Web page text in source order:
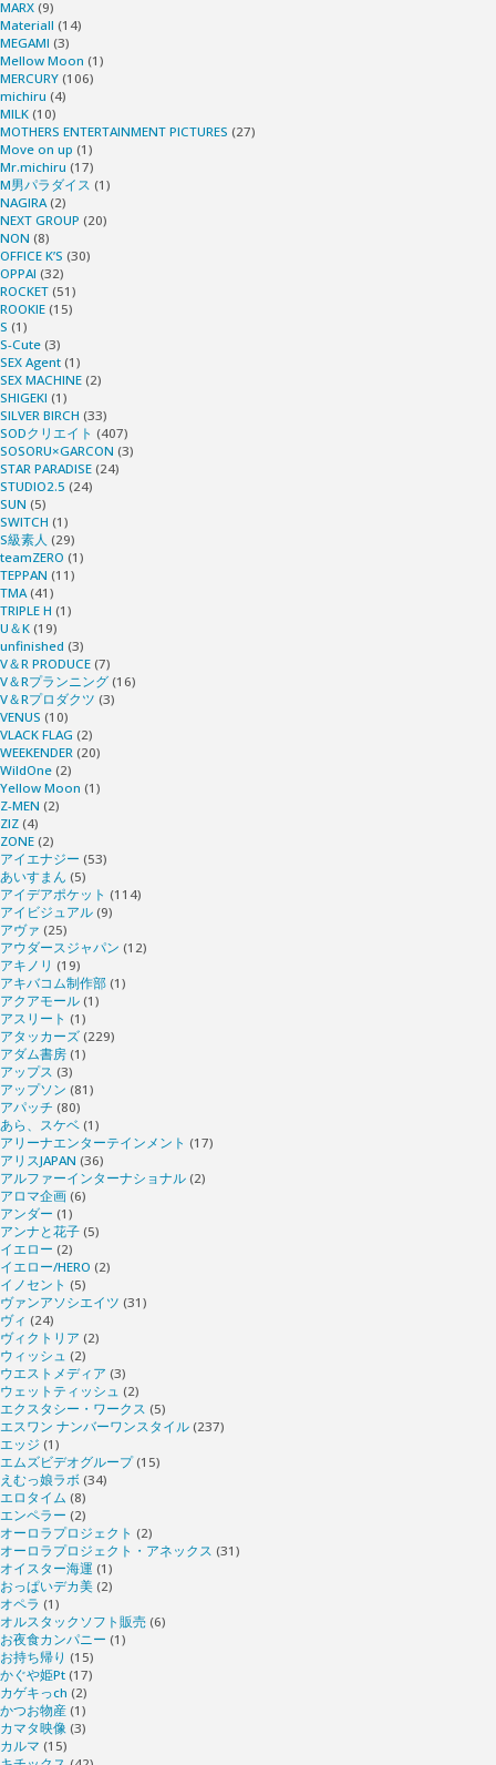
MARX (9)
Materiall (14)
MEGAMI (3)
Mellow Moon (1)
MERCURY (106)
michiru (4)
MILK (10)
MOTHERS ENTERTAINMENT PICTURES (27)
Move on up (1)
Mr.michiru (17)
M男パラダイス (1)
NAGIRA(2)
NEXT GROUP (20)
NON (8)
OFFICE K’S (30)
OPPAI (32)
ROCKET (51)
ROOKIE (15)
S (1)
S-Cute (3)
SEX Agent (1)
SEX MACHINE (2)
SHIGEKI (1)
SILVER BIRCH (33)
SODクリエイト (407)
SOSORU×GARCON (3)
STAR PARADISE (24)
STUDIO2.5 (24)
SUN (5)
SWITCH (1)
S級素人 (29)
teamZERO (1)
TEPPAN (11)
TMA(41)
TRIPLE H (1)
U＆K (19)
unfinished (3)
V＆R PRODUCE (7)
V＆Rプランニング (16)
V＆Rプロダクツ (3)
VENUS (10)
VLACK FLAG (2)
WEEKENDER (20)
WildOne (2)
Yellow Moon (1)
Z-MEN (2)
ZIZ (4)
ZONE (2)
アイエナジー (53)
あいすまん (5)
アイデアポケット (114)
アイビジュアル (9)
アヴァ (25)
アウダースジャパン (12)
アキノリ (19)
アキバコム制作部 (1)
アクアモール (1)
アスリート (1)
アタッカーズ (229)
アダム書房 (1)
アップス (3)
アップソン (81)
アパッチ (80)
あら、スケベ (1)
アリーナエンターテインメント (17)
アリスJAPAN (36)
アルファーインターナショナル (2)
アロマ企画 (6)
アンダー (1)
アンナと花子 (5)
イエロー (2)
イエロー/HERO (2)
イノセント (5)
ヴァンアソシエイツ (31)
ヴィ (24)
ヴィクトリア (2)
ウィッシュ (2)
ウエストメディア (3)
ウェットティッシュ (2)
エクスタシー・ワークス (5)
エスワン ナンバーワンスタイル (237)
エッジ (1)
エムズビデオグループ(15)
えむっ娘ラボ (34)
エロタイム (8)
エンペラー (2)
オーロラプロジェクト (2)
オーロラプロジェクト・アネックス (31)
オイスター海運 (1)
おっぱいデカ美 (2)
オペラ (1)
オルスタックソフト販売 (6)
お夜食カンパニー (1)
お持ち帰り (15)
かぐや姫Pt (17)
カゲキっch (2)
かつお物産 (1)
カマタ映像 (3)
カルマ (15)